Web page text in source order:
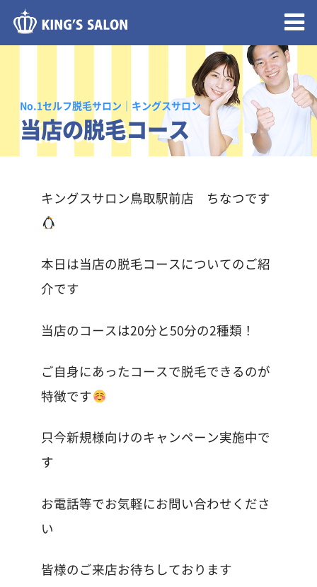
No.1セルフ脱毛サロン｜キングスサロン
当店の脱毛コース
キングスサロン鳥取駅前店 ちなつです
本日は当店の脱毛コースについてのご紹
介です
当店のコースは20分と50分の2種類！
ご自身にあったコースで脱毛できるのが
特徴です
只今新規様向けのキャンペーン実施中で
す
お電話等でお気軽にお問い合わせくださ
い
皆様のご来店お待ちしております